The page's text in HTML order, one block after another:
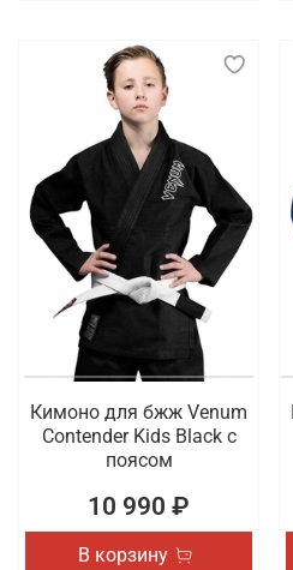
Кимоно для бжж Venum
Contender Kids Black с
поясом
10 990 ₽
В корзину